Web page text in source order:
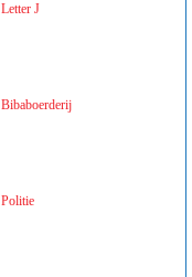
Letter J
Bibaboerderij
Politie